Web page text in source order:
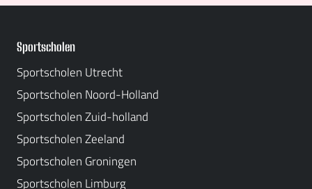
Sportscholen
Sportscholen Utrecht
Sportscholen Noord-Holland
Sportscholen Zuid-holland
Sportscholen Zeeland
Sportscholen Groningen
Sportscholen Limburg